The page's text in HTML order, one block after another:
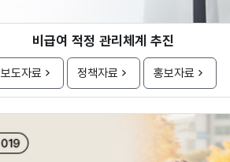
비급여 적정 관리체계 추진
보도자료 정책자료 홍보자료